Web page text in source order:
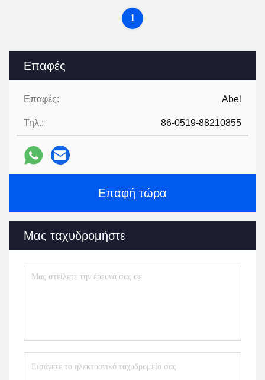
Επαφές
Επαφές: Abel
Τηλ.: 86-0519-88210855
Επαφή τώρα
Μας ταχυδρομήστε
1